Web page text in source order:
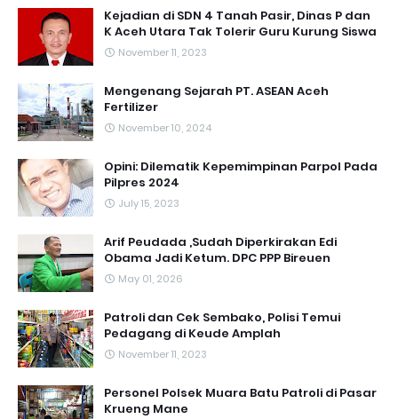
Kejadian di SDN 4 Tanah Pasir, Dinas P dan
K Aceh Utara Tak Tolerir Guru Kurung Siswa
November 11, 2023
Mengenang Sejarah PT. ASEAN Aceh
Fertilizer
November 10, 2024
Opini: Dilematik Kepemimpinan Parpol Pada
Pilpres 2024
July 15, 2023
Arif Peudada ,Sudah Diperkirakan Edi
Obama Jadi Ketum. DPC PPP Bireuen
May 01, 2026
Patroli dan Cek Sembako, Polisi Temui
Pedagang di Keude Amplah
November 11, 2023
Personel Polsek Muara Batu Patroli di Pasar
Krueng Mane